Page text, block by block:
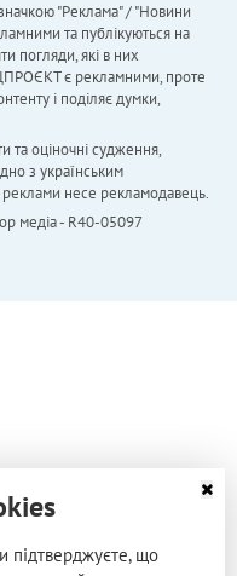
"Реклама" / "Новини
та публікуються на
погляди, які в них
є рекламними, проте
і поділяє думки,
та оціночні судження,
з українським
реклами несе рекламодавець.
медіа - R40-05097
підтверджуєте, що